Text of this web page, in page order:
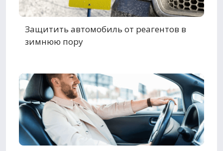
Защитить автомобиль от реагентов в
зимнюю пору